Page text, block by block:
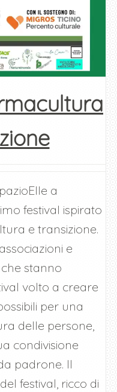
a
festival ispirato
e transizione.
e
stanno
volto a creare
per una
delle persone,
condivisione
padrone. Il
festival, ricco di